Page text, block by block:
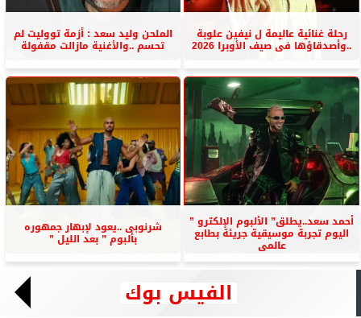
رحلة غنائية عاليمة ل نيفين علوبة
..وأصدقاؤها فى صيف الأوبرا 2026
الملحن وليد سعد : أزمة تووليت لم
تحسم ..والأغنية مازالت مقفولة
أحمد سعد..يطلق” الألبوم الإلكترو ”
اليوم تجربة موسيقية جريئة بطابع
عالمى
شرنوبى ..يعود لإبهار جمهوره
بألبوم ” بعد الليل ”
الفيس بوك